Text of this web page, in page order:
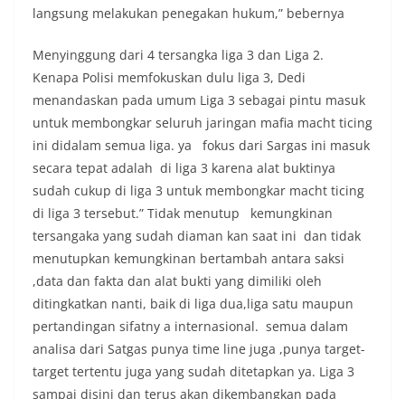
langsung melakukan penegakan hukum,” bebernya
Menyinggung dari 4 tersangka liga 3 dan Liga 2.
Kenapa Polisi memfokuskan dulu liga 3, Dedi
menandaskan pada umum Liga 3 sebagai pintu masuk
untuk membongkar seluruh jaringan mafia macht ticing
ini didalam semua liga. ya fokus dari Sargas ini masuk
secara tepat adalah di liga 3 karena alat buktinya
sudah cukup di liga 3 untuk membongkar macht ticing
di liga 3 tersebut.” Tidak menutup kemungkinan
tersangaka yang sudah diaman kan saat ini dan tidak
menutupkan kemungkinan bertambah antara saksi
,data dan fakta dan alat bukti yang dimiliki oleh
ditingkatkan nanti, baik di liga dua,liga satu maupun
pertandingan sifatny a internasional. semua dalam
analisa dari Satgas punya time line juga ,punya target-
target tertentu juga yang sudah ditetapkan ya. Liga 3
sampai disini dan terus akan dikembangkan pada